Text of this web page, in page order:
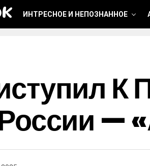
ИНТРЕСНОЕ И НЕПОЗНАННОЕ
К
—